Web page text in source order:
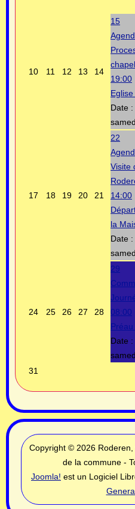
10 11 12 13 14
15
19:00
Date :
17 18 19 20 21
22
Visite
14:00
la
Date :
24 25 26 27 28
29
08:00
Date :
31
Copyright © 2026
de la commune -
Joomla! est un Logiciel